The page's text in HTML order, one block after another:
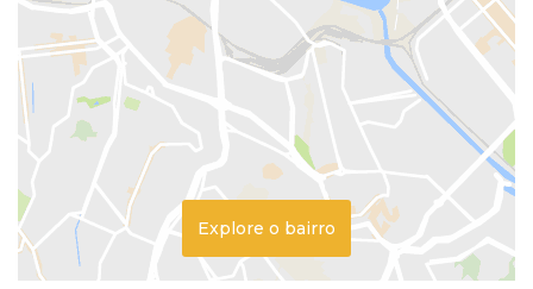
Explore o bairro